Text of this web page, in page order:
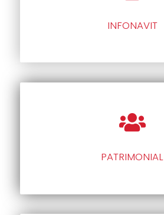
INFONAVIT
PATRIMONIAL